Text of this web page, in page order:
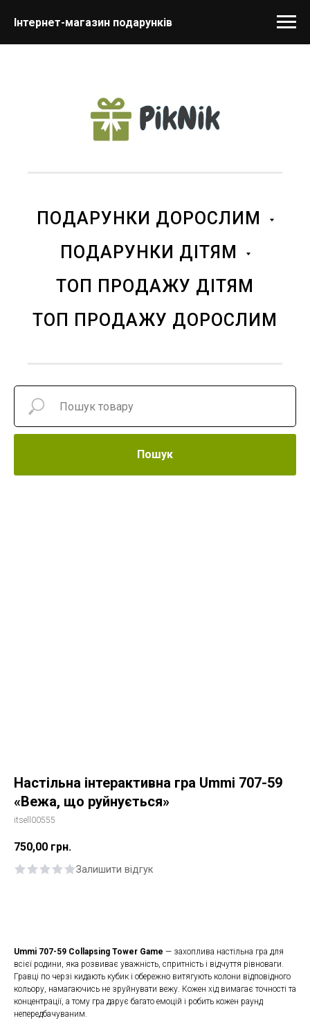
Інтернет-магазин подарунків
ПОДАРУНКИ ДОРОСЛИМ
ПОДАРУНКИ ДІТЯМ
ТОП ПРОДАЖУ ДІТЯМ
ТОП ПРОДАЖУ ДОРОСЛИМ
Пошук
Настільна інтерактивна гра Ummi 707-59
«Вежа, що руйнується»
itsell00555
750,00 грн.
Залишити відгук
Ummi 707-59 Collapsing Tower Game — захоплива настільна гра для
всієї родини, яка розвиває уважність, спритність і відчуття рівноваги.
Гравці по черзі кидають кубик і обережно витягують колони відповідного
кольору, намагаючись не зруйнувати вежу. Кожен хід вимагає точності та
концентрації, а тому гра дарує багато емоцій і робить кожен раунд
непередбачуваним.